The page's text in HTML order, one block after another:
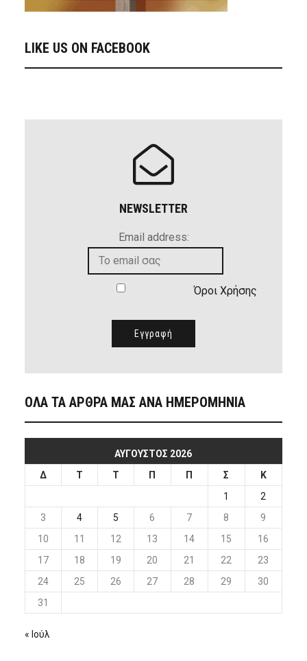
LIKE US ON FACEBOOK
NEWSLETTER
Email address:
Όροι Χρήσης
ΟΛΑ ΤΑ ΑΡΘΡΑ ΜΑΣ ΑΝΑ ΗΜΕΡΟΜΗΝΙΑ
ΑΎΓΟΥΣΤΟΣ 2026
Δ
Τ Τ Π Π Σ
Κ
1
2
3
4 5 6 7 8
9
10
11 12 13 14 15
16
17
18 19 20 21 22
23
24
25 26 27 28 29
30
31
« Ιούλ